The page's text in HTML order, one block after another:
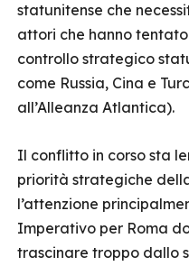
statunitense che
attori che hanno
controllo strategico
come Russia, Cina e
all’Alleanza Atlantica).
Il conflitto in corso sta
priorità strategiche
l’attenzione
Imperativo per Roma
trascinare troppo dallo